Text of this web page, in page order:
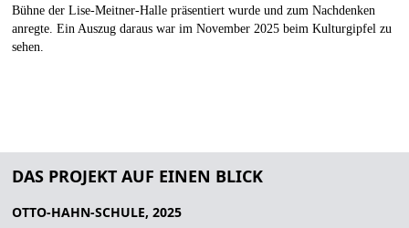
Bühne der Lise-Meitner-Halle präsentiert wurde und zum Nachdenken
anregte. Ein Auszug daraus war im November 2025 beim Kulturgipfel zu
sehen.
DAS PROJEKT AUF EINEN BLICK
OTTO-HAHN-SCHULE, 2025